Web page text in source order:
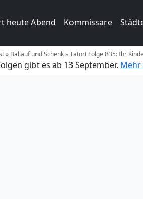
heute Abend Kommissare
» Ballauf und Schenk»Tatort Folge 835: Ihr
gibt es ab 13 September.